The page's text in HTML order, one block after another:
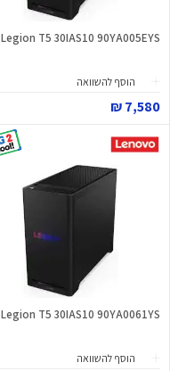
Legion T5 30IAS10 90YA005EYS
הוסף להשוואה
7,580 ₪
Legion T5 30IAS10 90YA0061YS
הוסף להשוואה